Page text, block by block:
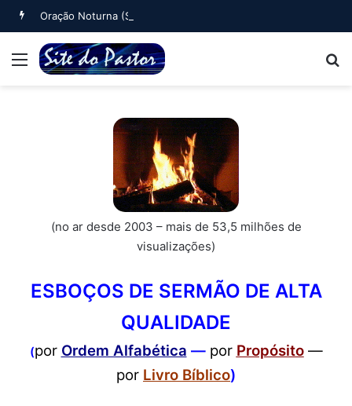
Oração Noturna (Salmo 4)
Menu
(no ar desde 2003 – mais de 53,5 milhões de
visualizações)
ESBOÇOS DE SERMÃO DE ALTA
QUALIDADE
(por Ordem Alfabética — por Propósito—
por Livro Bíblico)